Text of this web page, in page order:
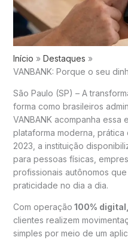
Início
Destaques
VANBANK: Porque o seu
São Paulo (SP) – A
forma como brasileiros
VANBANK acompanha
plataforma moderna,
2023, a instituição
para pessoas físicas,
profissionais autônomos
praticidade no dia a dia.
Com operação 100%
clientes realizem
simples por meio de um